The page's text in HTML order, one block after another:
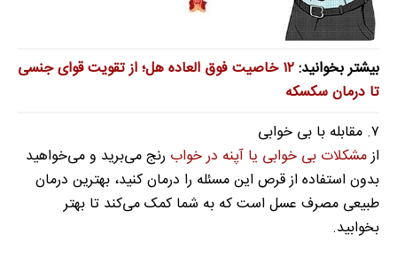
بیشتر بخوانید:
۱۲ خاصیت فوق العاده هل؛ از تقویت قوای جنسی
تا درمان سکسکه
۷. مقابله با بی خوابی
ازمشکلات بی خوابی یا آپنه در خواب رنج می‌برید و می‌خواهید
بدون استفاده از قرص این مسئله را درمان کنید، بهترین درمان
طبیعی مصرف عسل است که به شما کمک می‌کند تا بهتر
بخوابید.